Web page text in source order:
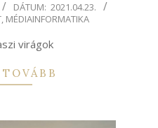
DÁTUM: 2021.04.23.
, MÉDIAINFORMATIKA
virágok